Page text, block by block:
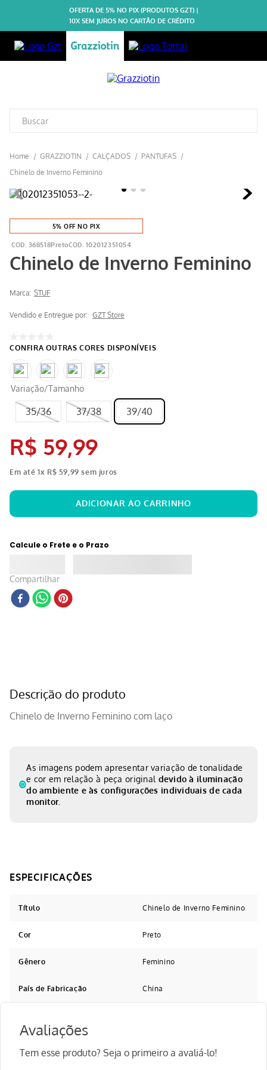
OFERTA DE 5% NO PIX (PRODUTOS GZT) |
10X SEM JUROS NO CARTÃO DE CRÉDITO
GRAZZIOTIN CALÇADOS
PANTUFAS
Chinelo de Inverno Feminino
5% OFF NO PIX
368518Preto 102012351054
Chinelo de Inverno Feminino
Marca: STUF
Vendido e Entregue por: GZT Store
Variação/Tamanho
35/36 37/38 39/40
R$ 59,99
Em até1x R$ 59 99 sem juros
Calcule o Frete e o Prazo
Compartilhar
Descrição do produto
Chinelo de Inverno Feminino com laço
As imagens podem apresentar variação de tonalidade
e cor em relação à peça original devido à iluminação
do ambiente e às configurações individuais de cada
monitor.
Título Chinelo de Inverno Feminino
Cor Preto
Gênero Feminino
País de Fabricação China
Avaliações
Tem esse produto? Seja o primeiro a avaliá-lo!